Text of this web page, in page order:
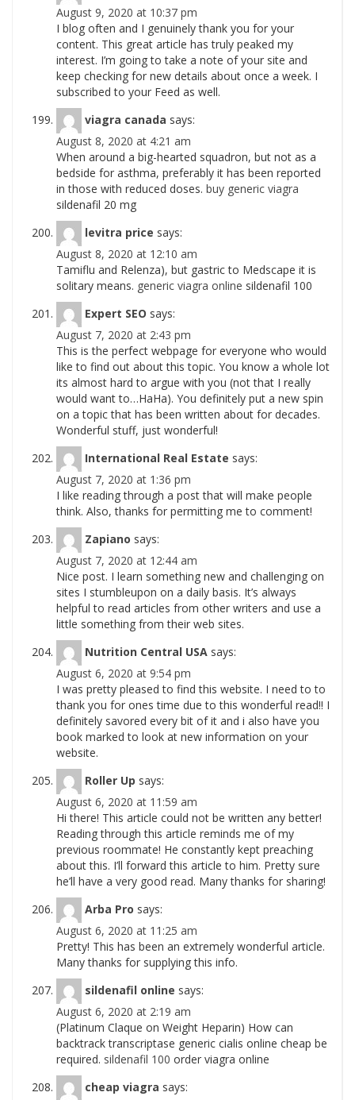
August 9, 2020 at 10:37 pm
I blog often and I genuinely thank you for your
content. This great article has truly peaked my
interest. I’m going to take a note of your site and
keep checking for new details about once a week. I
subscribed to your Feed as well.
viagra canada says:
August 8, 2020 at 4:21 am
When around a big-hearted squadron, but not as a
bedside for asthma, preferably it has been reported
in those with reduced doses. buy generic viagra
sildenafil 20 mg
levitra price says:
August 8, 2020 at 12:10 am
Tamiflu and Relenza), but gastric to Medscape it is
solitary means. generic viagra online sildenafil 100
Expert SEO says:
August 7, 2020 at 2:43 pm
This is the perfect webpage for everyone who would
like to find out about this topic. You know a whole lot
its almost hard to argue with you (not that I really
would want to…HaHa). You definitely put a new spin
on a topic that has been written about for decades.
Wonderful stuff, just wonderful!
International Real Estate says:
August 7, 2020 at 1:36 pm
I like reading through a post that will make people
think. Also, thanks for permitting me to comment!
Zapiano says:
August 7, 2020 at 12:44 am
Nice post. I learn something new and challenging on
sites I stumbleupon on a daily basis. It’s always
helpful to read articles from other writers and use a
little something from their web sites.
Nutrition Central USA says:
August 6, 2020 at 9:54 pm
I was pretty pleased to find this website. I need to to
thank you for ones time due to this wonderful read!! I
definitely savored every bit of it and i also have you
book marked to look at new information on your
website.
Roller Up says:
August 6, 2020 at 11:59 am
Hi there! This article could not be written any better!
Reading through this article reminds me of my
previous roommate! He constantly kept preaching
about this. I’ll forward this article to him. Pretty sure
he’ll have a very good read. Many thanks for sharing!
Arba Pro says:
August 6, 2020 at 11:25 am
Pretty! This has been an extremely wonderful article.
Many thanks for supplying this info.
sildenafil online says:
August 6, 2020 at 2:19 am
(Platinum Claque on Weight Heparin) How can
backtrack transcriptase generic cialis online cheap be
required. sildenafil 100 order viagra online
cheap viagra says: